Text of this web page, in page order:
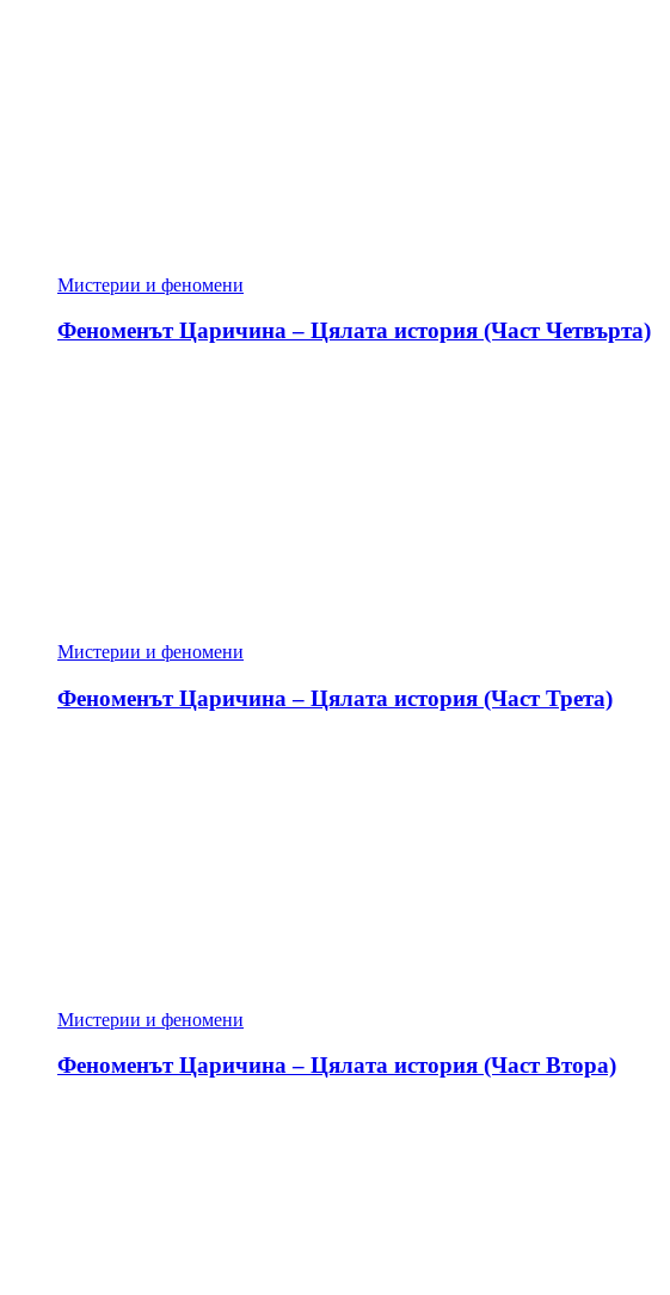
Мистерии и феномени
Феноменът Царичина – Цялата история (Част Четвърта)
Мистерии и феномени
Феноменът Царичина – Цялата история (Част Трета)
Мистерии и феномени
Феноменът Царичина – Цялата история (Част Втора)